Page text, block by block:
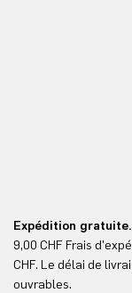
Expédition gratuite.
9,00 CHF Frais
CHF. Le délai de
ouvrables.